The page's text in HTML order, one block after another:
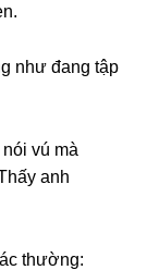
như đanɡ tập
vú mà
anh
thường: